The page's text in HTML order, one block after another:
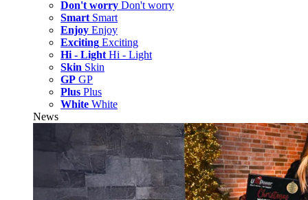
Don't worry Don't worry
Smart Smart
Enjoy Enjoy
Exciting Exciting
Hi - Light Hi - Light
Skin Skin
GP GP
Plus Plus
White White
News